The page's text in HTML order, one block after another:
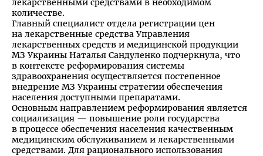
лекарственными средствами в необходимом
количестве.
Главный специалист отдела регистрации цен
на лекарственные средства Управления
лекарственных средств и медицинской продукции
МЗ Украины Наталья Сандуленко подчеркнула, что
в контексте реформирования системы
здравоохранения осуществляется постепенное
внедрение МЗ Украины стратегии обеспечения
населения доступными препаратами.
Основным направлением реформирования является
социализация — повышение роли государства
в процессе обеспечения населения качественным
медицинским обслуживанием и лекарственными
средствами. Для рационального использования